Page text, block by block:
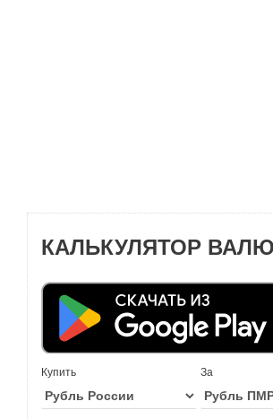
КАЛЬКУЛЯТОР
Купить За